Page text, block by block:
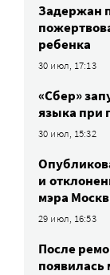
Задержан
ребенка
30 июл, 17:13
«Сбер»
языка при
30 июл, 15:32
и
мэра
29 июл, 16:53
После